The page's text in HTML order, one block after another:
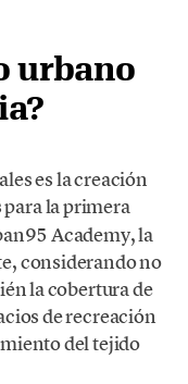
urbano
es la creación
para la primera
Academy, la
considerando no
la cobertura de
de recreación
del tejido